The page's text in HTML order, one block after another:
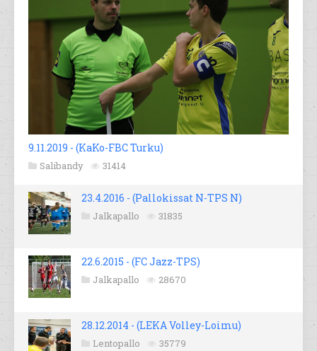
9.11.2019 - (KaKo-FBC Turku)
Salibandy 31414
23.4.2016 - (Pallokissat N-TPS N)
Jalkapallo 31835
22.6.2015 - (FC Jazz-TPS)
Jalkapallo 28670
28.12.2014 - (LEKA Volley-Loimu)
Lentopallo 35779